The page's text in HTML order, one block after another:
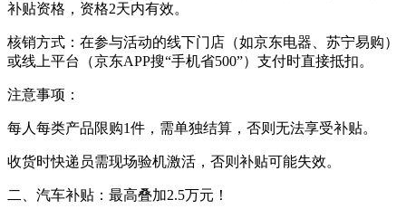
补贴资格，资格2天内有效。
核销方式：在参与活动的线下门店（如京东电器、苏宁易购）
或线上平台（京东APP搜“手机省500”）支付时直接抵扣。
注意事项：
每人每类产品限购1件，需单独结算，否则无法享受补贴。
收货时快递员需现场验机激活，否则补贴可能失效。
二、汽车补贴：最高叠加2.5万元！